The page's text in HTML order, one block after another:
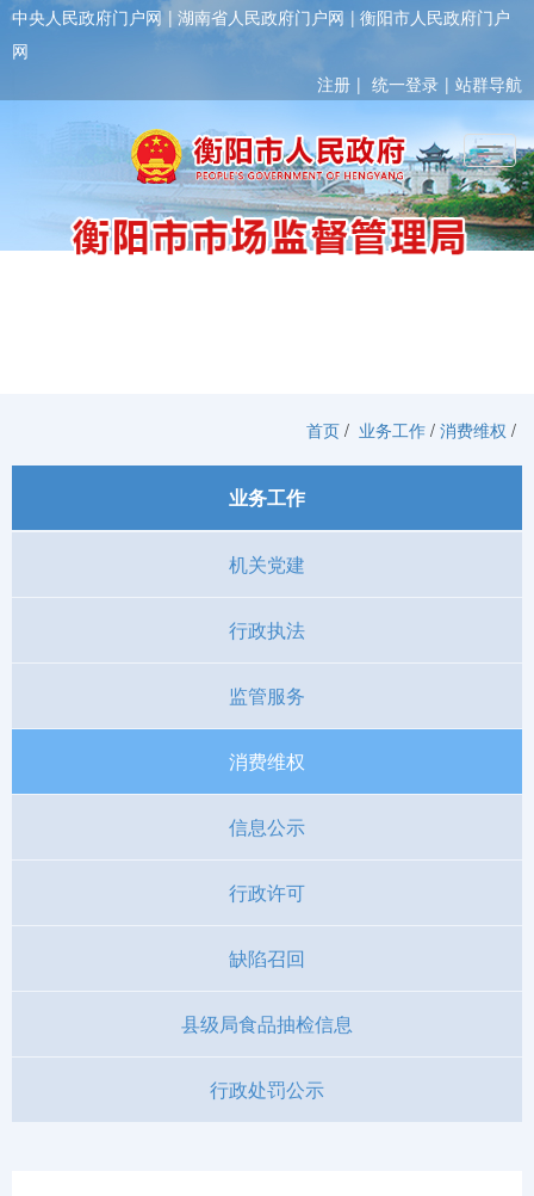
中央人民政府门户网 湖南省人民政府门户网
衡阳市人民政府门户
网
注册
统一登录 站群导航
首页 / 业务工作 / 消费维权 /
业务工作
机关党建
行政执法
监管服务
消费维权
信息公示
行政许可
缺陷召回
县级局食品抽检信息
行政处罚公示